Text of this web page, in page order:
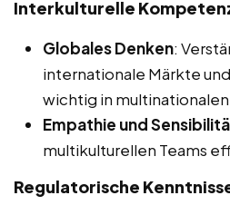
Interkulturelle
Globales Denken:
internationale Märkte
wichtig in
Empathie und
multikulturellen Teams
Regulatorische